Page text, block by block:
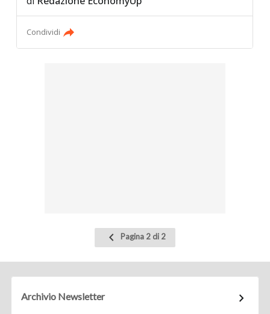
Condividi
Pagina
precedente
Pagina 2 di 2
Archivio Newsletter